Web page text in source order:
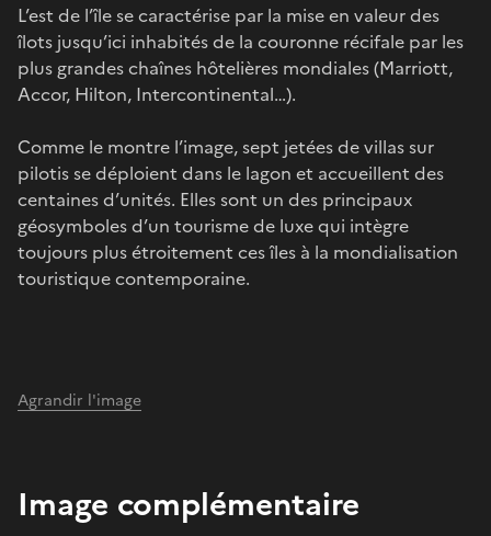
L’est de l’île se caractérise par la mise en valeur des
îlots jusqu’ici inhabités de la couronne récifale par les
plus grandes chaînes hôtelières mondiales (Marriott,
Accor, Hilton, Intercontinental…).
Comme le montre l’image, sept jetées de villas sur
pilotis se déploient dans le lagon et accueillent des
centaines d’unités. Elles sont un des principaux
géosymboles d’un tourisme de luxe qui intègre
toujours plus étroitement ces îles à la mondialisation
touristique contemporaine.
Agrandir l'image
Image complémentaire